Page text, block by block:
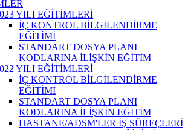
YILI EĞİTİMLERİ
İÇ KONTROL BİLGİLENDİRME
EĞİTİMİ
STANDART DOSYA PLANI
KODLARINA İLİŞKİN EĞİTİM
YILI EĞİTİMLERİ
İÇ KONTROL BİLGİLENDİRME
EĞİTİMİ
STANDART DOSYA PLANI
KODLARINA İLİŞKİN EĞİTİM
HASTANE/ADSM'LER İŞ SÜREÇLERİ